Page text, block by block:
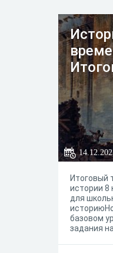
Итоговый
истории 8
для
базовом
задания